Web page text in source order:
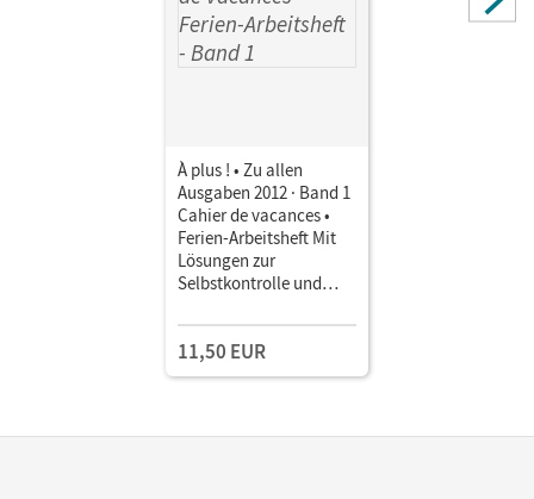
À plus ! • Zu allen
Ausgaben 2012 · Band 1
Cahier de vacances •
Ferien-Arbeitsheft Mit
Lösungen zur
Selbstkontrolle und
Download
11,50 EUR